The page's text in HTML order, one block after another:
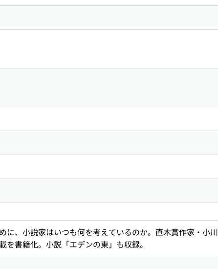
に、小説家はいつも何を考えているのか。直木賞作家・小
書籍化。小説「エデンの東」も収録。